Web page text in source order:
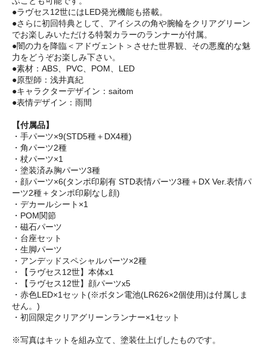
●ラヴセス12世にはLED発光機能も搭載。
●さらに初回特典として、アイシスの角や腕輪をクリアグリーン
でお楽しみいただける特製カラーのランナーが付属。
●闇の力を降臨＜アドヴェント＞させた世界観、その悪魔的な魅
力をどうぞお楽しみ下さい。
●素材：ABS、PVC、POM、LED
●原型師：浅井真紀
●キャラクターデザイン：saitom
●表情デザイン：雨間
【付属品】
・手パーツ×9(STD5種＋DX4種)
・角パーツ2種
・杖パーツ×1
・塗装済み胸パーツ3種
・顔パーツ×6(タンポ印刷有 STD表情パーツ3種＋DX Ver.表情パ
ーツ2種＋タンポ印刷なし顔)
・デカールシート×1
・POM関節
・磁石パーツ
・台座セット
・生脚パーツ
・アンデッドスペシャルパーツ×2種
・【ラヴセス12世】本体x1
・【ラヴセス12世】顔パーツx5
・赤色LED×1セット(※ボタン電池(LR626×2個使用)は付属しま
せん。)
・初回限定クリアグリーンランナー×1セット
※写真はキットを組み立て、塗装仕上げしたものです。